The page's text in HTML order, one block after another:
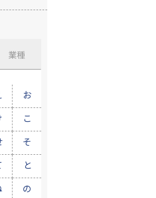
業種
お
こ
そ
と
の